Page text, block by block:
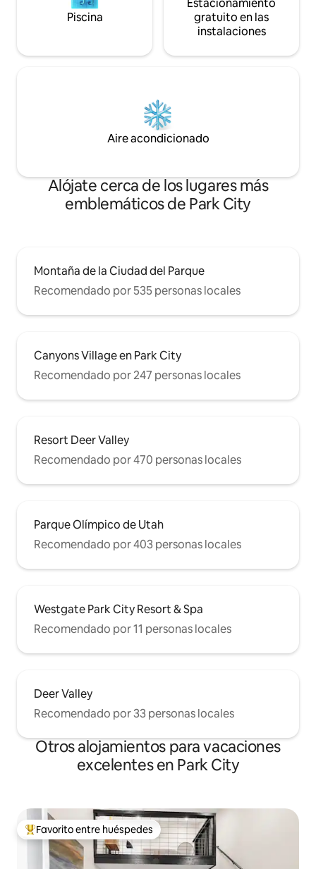
Piscina
Estacionamiento
gratuito en las
instalaciones
Aire acondicionado
Alójate cerca de los lugares más
emblemáticos de Park City
Montaña de la Ciudad del Parque
Recomendado por 535 personas locales
Canyons Village en Park City
Recomendado por 247 personas locales
Resort Deer Valley
Recomendado por 470 personas locales
Parque Olímpico de Utah
Recomendado por 403 personas locales
Westgate Park City Resort & Spa
Recomendado por 11 personas locales
Deer Valley
Recomendado por 33 personas locales
Otros alojamientos para vacaciones
excelentes en Park City
Favorito entre huéspedes preferido
Favorito entre huéspedes